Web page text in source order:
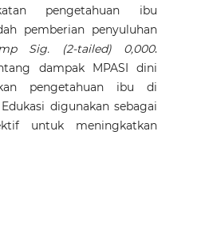
pengetahuan ibu
pemberian penyuluhan
Sig. (2-tailed) 0,000.
dampak MPASI dini
pengetahuan ibu di
digunakan sebagai
untuk meningkatkan